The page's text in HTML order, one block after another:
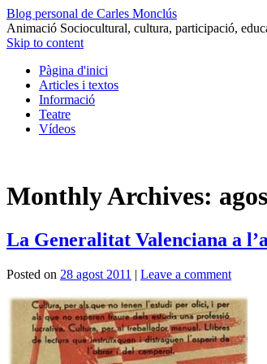
Blog personal de Carles Monclús
Animació Sociocultural, cultura, participació,
Skip to content
Pàgina d'inici
Articles i textos
Informació
Teatre
Vídeos
Monthly Archives:
La Generalitat Valenciana a
Posted on 28 agost 2011 | Leave a comment